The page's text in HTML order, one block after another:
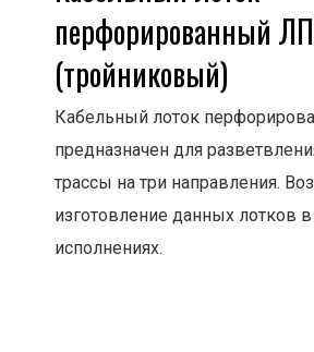
перфорированный
(тройниковый)
Кабельный лоток
предназначен для
трассы на три направления.
изготовление данных лотков
исполнениях.